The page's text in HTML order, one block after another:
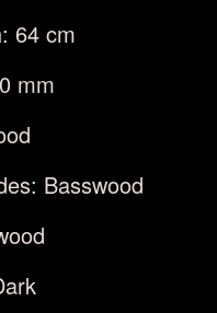
64 cm
mm
Basswood